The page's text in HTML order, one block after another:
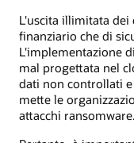
L'uscita illimitata
finanziario che di
L'implementazione
mal progettata nel
dati non controllati e
mette le
attacchi ransomware.